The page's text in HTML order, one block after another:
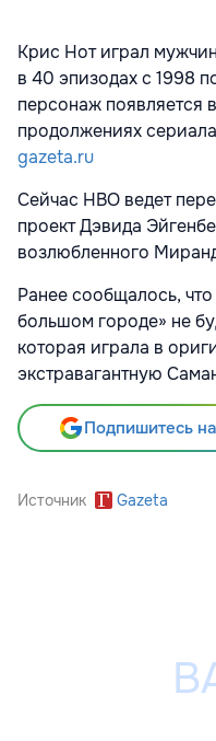
Крис Нот играл
в 40 эпизодах с 1998
персонаж появляется
продолжениях
gazeta.ru
Сейчас HBO ведет
проект Дэвида
возлюбленного
Ранее сообщалось,
большом городе» не
которая играла в
экстравагантную
Подпишитесь
Источник Gazeta